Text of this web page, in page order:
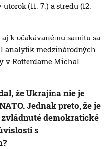
(11. 7.) a stredu (12.
k očakávanému samitu sa
analytik medzinárodných
v Rotterdame Michal
že Ukrajina nie je
Jednak preto, že je
zvládnuté demokratické
s